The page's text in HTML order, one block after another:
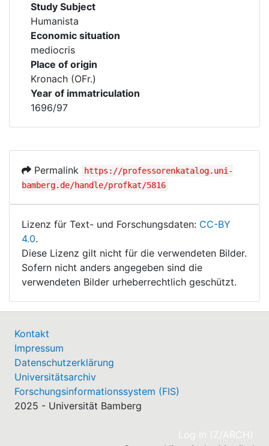
Study Subject
Humanista
Economic situation
mediocris
Place of origin
Kronach (OFr.)
Year of immatriculation
1696/97
Permalink
https://professorenkatalog.uni-
bamberg.de/handle/profkat/5816
Lizenz für Text- und Forschungsdaten: CC-BY
4.0.
Diese Lizenz gilt nicht für die verwendeten Bilder.
Sofern nicht anders angegeben sind die
verwendeten Bilder urheberrechtlich geschützt.
Kontakt
Impressum
Datenschutzerklärung
Universitätsarchiv
Forschungsinformationssystem (FIS)
2025 - Universität Bamberg
Log In (Z/ARCH)